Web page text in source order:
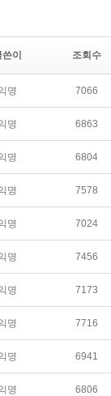
이 조회수
명 7066
명 6863
명 6804
명 7578
명 7024
명 7456
명 7173
명 7716
명 6941
명 6806